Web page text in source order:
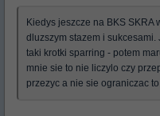
Kiedys jeszcze na BKS
dluzszym stazem i
taki krotki sparring - potem
mnie sie to nie liczylo czy
przezyc a nie sie ograniczac